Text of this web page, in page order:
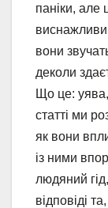
паніки,
вони
деколи
Що це:
статті ми
як вони
із ними
людяний
відповіді